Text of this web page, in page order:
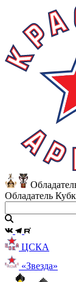
Обладатель
ЦСКА
«Звезда»